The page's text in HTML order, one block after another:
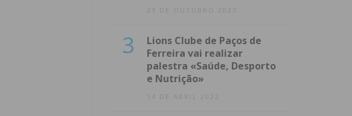
23 DE OUTUBRO 2023
3
Lions Clube de Paços de
Ferreira vai realizar
palestra «Saúde, Desporto
e Nutrição»
14 DE ABRIL 2022